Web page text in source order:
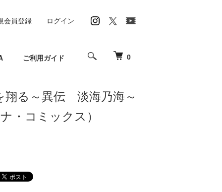
0
ご利用ガイド
会員登録 ログイン
翔る～異伝 淡海乃海～
・コミックス）